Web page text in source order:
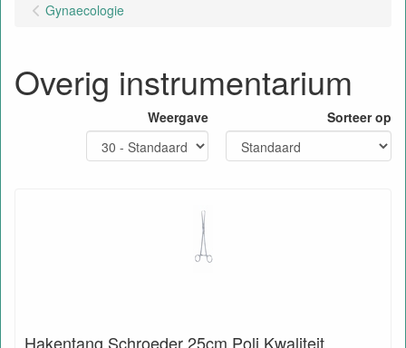
Gynaecologie
Overig instrumentarium
Weergave Sorteer op
Hakentang Schroeder 25cm Poli Kwaliteit